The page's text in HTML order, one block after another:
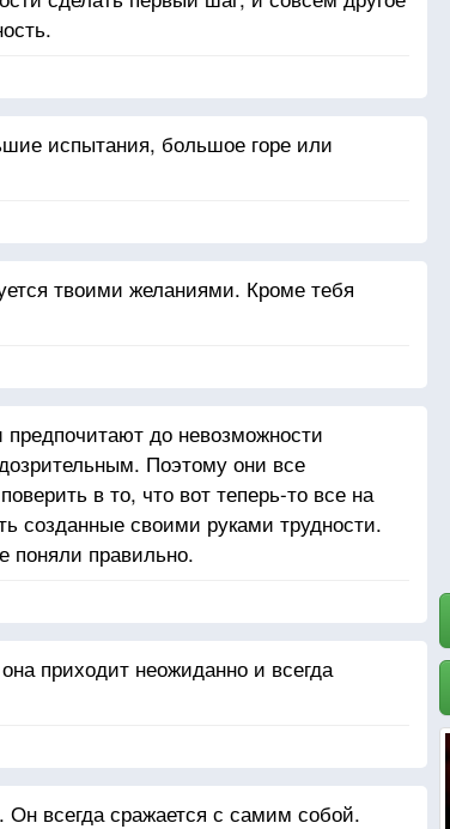
испытания, большое горе или
твоими желаниями. Кроме тебя
до невозможности
Поэтому они все
в то, что вот теперь-то все на
созданные своими руками трудности.
поняли правильно.
приходит неожиданно и всегда
Он всегда сражается с самим собой.